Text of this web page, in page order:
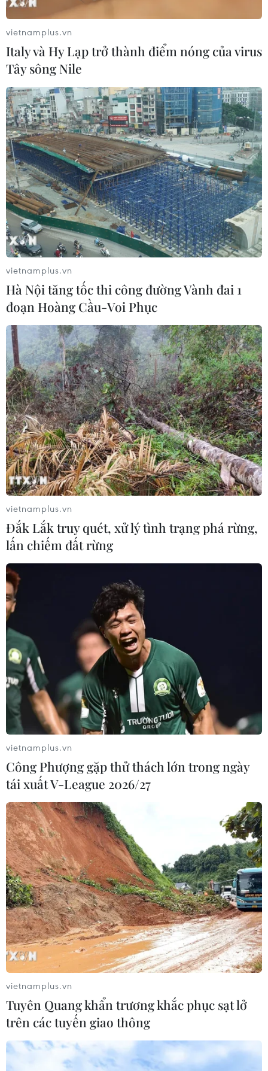
vong, đây là đợt dịch Ebola nghiêm trọng thứ hai được
ghi nhận.
WHO chỉ trích Tanzania không minh bạch
thông tin về Ebola
Đây là lần hiếm hoi WHO lên án một quốc gia, trong
bối cảnh các nước trong khu vực Đông và Trung Phi
đang phải đẩy mạnh đấu tranh với dịch bệnh đã được
coi là “vấn đề khẩn cấp về sức khỏe toàn cầu.”
vietnamplus.vn
Italy và Hy Lạp trở thành điểm nóng của virus
Tây sông Nile
vietnamplus.vn
Hà Nội tăng tốc thi công đường Vành đai 1
đoạn Hoàng Cầu-Voi Phục
vietnamplus.vn
Đắk Lắk truy quét, xử lý tình trạng phá rừng,
lấn chiếm đất rừng
vietnamplus.vn
Công Phượng gặp thử thách lớn trong ngày
tái xuất V-League 2026/27
vietnamplus.vn
Tuyên Quang khẩn trương khắc phục sạt lở
trên các tuyến giao thông